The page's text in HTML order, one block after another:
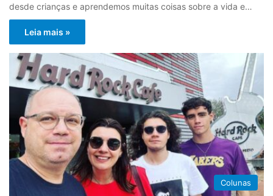
desde crianças e aprendemos muitas coisas sobre a vida e…
Leia mais »
Colunas